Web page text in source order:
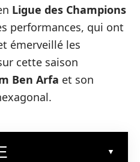
Ligue des Champions
performances, qui ont
émerveillé les
cette saison
Ben Arfa et son